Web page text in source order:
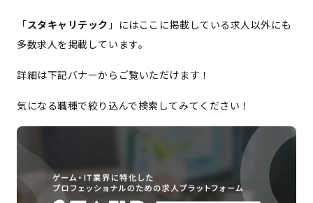
「スタキャリテック 」にはここに掲載している求人以外にも
多数求人を掲載しています。
詳細は下記バナーからご覧いただけます！
気になる職種で絞り込んで検索してみてください！